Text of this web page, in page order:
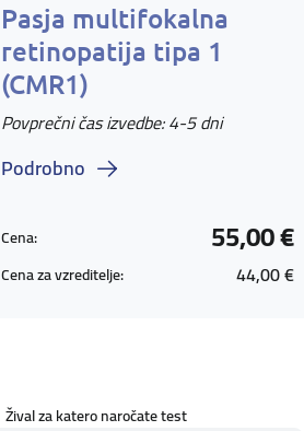
Pasja multifokalna
retinopatija tipa 1
(CMR1)
Povprečni čas izvedbe: 4-5 dni
Podrobno
Cena: 55,00 €
Cena za vzreditelje: 44,00 €
Žival za katero naročate test